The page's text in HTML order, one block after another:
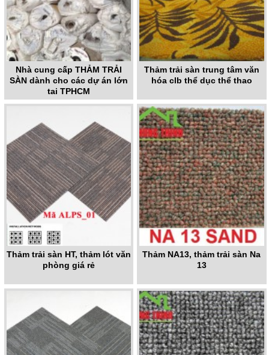
Nhà cung cấp THẢM TRẢI
SÀN dành cho các dự án lớn
tại TPHCM
Thảm trải sàn trung tâm văn
hóa clb thể dục thể thao
Thảm trải sàn HT, thảm lót văn
phòng giá rẻ
Thảm NA13, thảm trải sàn Na
13